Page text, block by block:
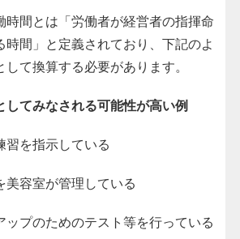
時間とは「労働者が経営者の指揮命
間」と定義されており、下記のよ
て換算する必要があります。
してみなされる可能性が高い例
習を指示している
美容室が管理している
ップのためのテスト等を行っている